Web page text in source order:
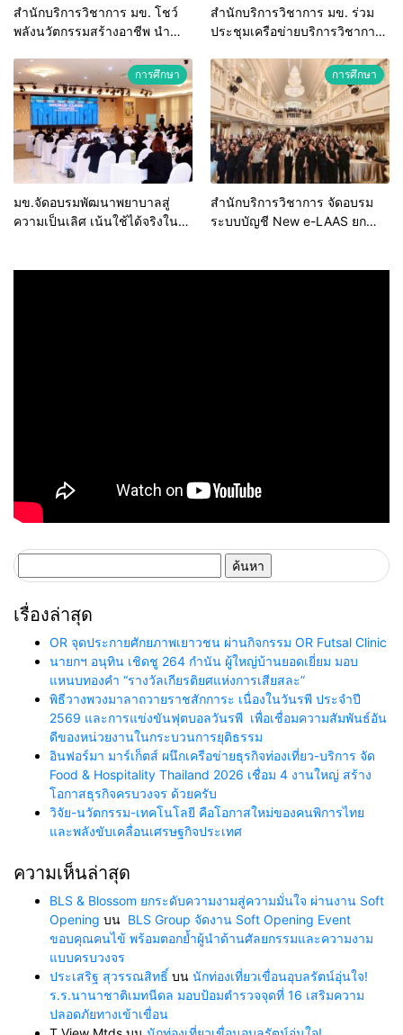
สำนักบริการวิชาการ มข. โชว์
พลังนวัตกรรมสร้างอาชีพ นำ
ชาติ NCPD 2026 เปลี่ยน “ผ้า
เหลือ” สู่รายได้ที่ยั่งยืน
สำนักบริการวิชาการ มข. ร่วม
ประชุมเครือข่ายบริการวิชาการ
สร้างเครือข่ายและยกระดับงาน
วิชาการรับใช้สังคม
การศึกษา
มข.จัดอบรมพัฒนาพยาบาลสู่
ความเป็นเลิศ เน้นใช้ได้จริงใน
การศึกษา
สำนักบริการวิชาการ จัดอบรม
ระบบบัญชี New e-LAAS ยก
สำหรับ:
เรื่องล่าสุด
OR จุดประกายศักยภาพเยาวชน ผ่านกิจกรรม OR Futsal Clinic
นายกฯ อนุทิน เชิดชู 264 กำนัน ผู้ใหญ่บ้านยอดเยี่ยม มอบ
แหนบทองคำ “รางวัลเกียรติยศแห่งการเสียสละ”
พิธีวางพวงมาลาถวายราชสักการะ เนื่องในวันรพี ประจำปี
2569 และการแข่งขันฟุตบอลวันรพี เพื่อเชื่อมความสัมพันธ์อัน
ดีของหน่วยงานในกระบวนการยุติธรรม
อินฟอร์มา มาร์เก็ตส์ ผนึกเครือข่ายธุรกิจท่องเที่ยว-บริการ จัด
Food & Hospitality Thailand 2026 เชื่อม 4 งานใหญ่ สร้าง
โอกาสธุรกิจครบวงจร ด้วยครับ
วิจัย-นวัตกรรม-เทคโนโลยี คือโอกาสใหม่ของคนพิการไทย
และพลังขับเคลื่อนเศรษฐกิจประเทศ
ความเห็นล่าสุด
BLS & Blossom ยกระดับความงามสู่ความมั่นใจ ผ่านงาน Soft
Opening บน BLS Group จัดงาน Soft Opening Event
ขอบคุณคนไข้ พร้อมตอกย้ำผู้นำด้านศัลยกรรมและความงาม
แบบครบวงจร
ประเสริฐ สุวรรณสิทธิ์ บน นักท่องเที่ยวเขื่อนอุบลรัตน์อุ่นใจ!
ร.ร.นานาชาติเมทนีดล มอบป้อมตำรวจจุดที่ 16 เสริมความ
ปลอดภัยทางเข้าเขื่อน